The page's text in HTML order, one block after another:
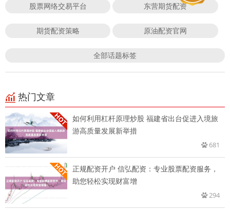
股票网络交易平台 东营期货配资
期货配资策略 原油配资官网
全部话题标签
热门文章
如何利用杠杆原理炒股 福建省出台促进入境旅
游高质量发展新举措
681
正规配资开户 信弘配资：专业股票配资服务，
助您轻松实现财富增
294